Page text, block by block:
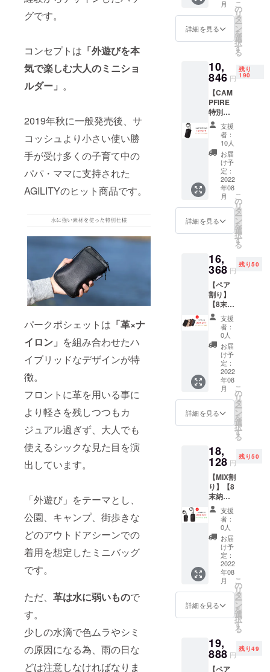
グです。
コンセプトは 「外遊びを本
気で楽しむ大人のミニショ
ルダー」 。
2019年秋に一般発売後、サ
コッシュより小さい使い勝
手が受け多くの子育て中の
パパ・ママに支持された
AGILITYのヒット商品です。
パークポシェットは 「革×ナ
イロン」 を組み合わせたハ
イブリッドなデザインが特
徴。
フロントに革を用いる事に
より軽さを残しつつもカ
ジュアル過ぎず、大人でも
使えるシックな見た目を演
出しています。
「外遊び」をテーマとし、
公園、キャンプ、街歩きな
どのアウトドアシーンでの
着用を想定したミニバッグ
です。
ただ、 革は水に弱いもので
す。
少しの水滴で色ムラやシミ
の原因になる為、雨の日な
どは注意しなければなりま
(0529)×
1点 ※仕
様、デ
る場合
がござ
す。 ※
想定以
上の受
注を頂
いた場
合、納
品予定
が遅れ
る場合
がござ
いま
す。 ※
モニ
ター上
色が異
なる場
合がご
ざいま
す。 ※
革はそ
の時の
ロット
ごとに
風合い
が異な
る為、
色合い
が変わ
りま
※2022
年7月中
申込み
順に発
送のス
タート
を予定
してお
りま
す。
10560
円の
15%0F
（税
込）で
ご提供
【商品
単品
9000 ＋
送料600
9600（
10560
）(税
込)】 ・
パーク
シェッ
ト
(0529)×
等、変
更にな
がござ
いま
す。 ※
想定以
上の受
注を頂
いた場
合、納
品予定
が遅れ
る場合
がござ
いま
す。 ※
いと実
際の革
色が異
なる場
合がご
ざいま
す。 ※
革はそ
の時の
ロット
ごとに
風合い
が異な
る為、
色合い
りま
す。
旬よ
り、お
申込み
月
詳細を見る
こ
の
リ
タ
ー
ン
を
選
択
す
る
10,
846 円
残り
190
【CAM
PFIRE
特別価
格】【8
末納
期・
15％OF
パーク
シェッ
トL ・
12760
円の
15%0F
円（税
込）で
ご提供
【商品
単品
11000
＋ 送料
600 =
11600
（1276
0）(税
込)】 ・
パーク
シェッ
ト
L(0539)
ン等、
変更に
合がご
ざいま
す。 ※
想定以
上の受
注を頂
いた場
合、納
品予定
が遅れ
る場合
がござ
いま
す。 ※
いと実
際の革
色が異
支援
者：
10人
お届
け予
定：
2022
年08
月
詳細を見る
こ
の
リ
タ
ー
ン
を
選
択
す
る
16,
368 円
残り50
【ペア
割り】
【8末納
期・
20％OF
パーク
シェッ
20460
円の
20%0F
F →
16368
ご提供
【商品
単品
9000×2
＋ 送料
600 =
18600
（2046
0）(税
込)】 ・
パーク
シェッ
(0529)×
2点 ※仕
様、デ
る場合
がござ
支援
者：
0人
お届
け予
定：
2022
年08
月
詳細を見る
こ
の
リ
タ
ー
ン
を
選
択
す
る
18,
128 円
残り50
【MIX割
り】【8
末納
期・
20％OF
F】
パーク×
パークL
22660
円の
20%0F
F →
18128
円（税
【商品2
点合計
20000
支援
者：
0人
お届
け予
定：
2022
年08
月
詳細を見る
こ
の
リ
タ
ー
ン
を
選
択
す
る
19,
888 円
残り49
【ペア